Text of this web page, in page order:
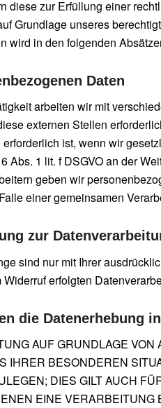
diese zur Erfüllung einer
Grundlage unseres
wird in den folgenden
Daten
arbeiten wir mit
externen Stellen
ist, wenn wir
Abs. 1 lit. f DSGVO an der
geben wir
einer gemeinsamen
zur
sind nur mit Ihrer
erfolgten
die Datenerhebung
AUF GRUNDLAGE
IHRER BESONDEREN
DIES GILT AUCH
EINE